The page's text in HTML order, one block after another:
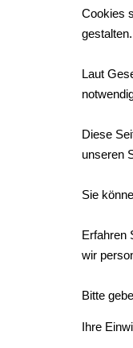
Cookies
gestalten.
Laut
Diese
unseren
Sie
Erfahren
wir
Bitte
Ihre